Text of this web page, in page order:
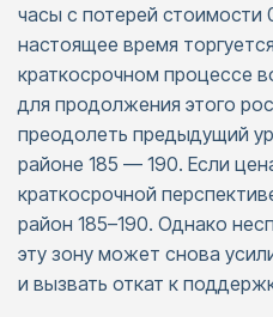
часы с потерей стоимости
настоящее время
краткосрочном процессе
для продолжения этого
преодолеть предыдущий
районе 185 — 190. Если
краткосрочной
район 185–190. Однако
эту зону может снова
и вызвать откат к